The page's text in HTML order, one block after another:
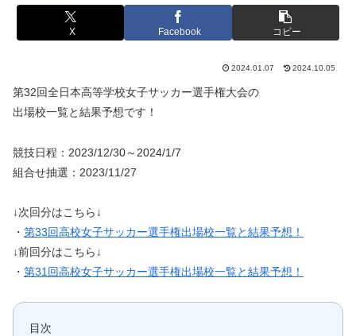
X Facebook コピー
2024.01.07 2024.10.05
第32回全日本高等学校女子サッカー選手権大会の
出場校一覧と結果予想です！
競技日程：2023/12/30～2024/1/7
組合せ抽選：2023/11/27
↓次回分はこちら↓
・ 第33回高校女子サッカー選手権出場校一覧と結果予想！
↓前回分はこちら↓
・ 第31回高校女子サッカー選手権出場校一覧と結果予想！
目次